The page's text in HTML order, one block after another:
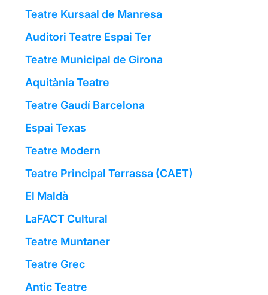
Teatre Kursaal de Manresa
Auditori Teatre Espai Ter
Teatre Municipal de Girona
Aquitània Teatre
Teatre Gaudí Barcelona
Espai Texas
Teatre Modern
Teatre Principal Terrassa (CAET)
El Maldà
LaFACT Cultural
Teatre Muntaner
Teatre Grec
Antic Teatre